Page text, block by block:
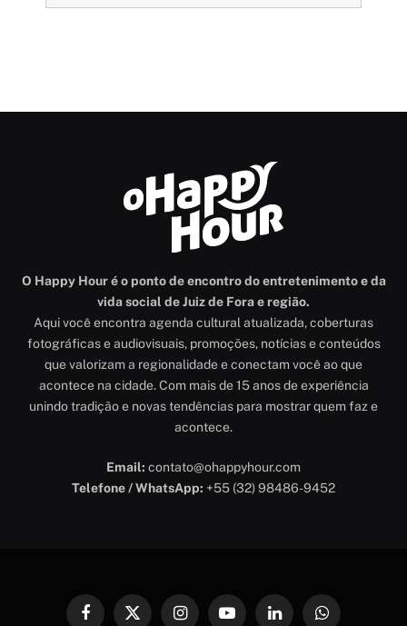
O Happy Hour é o ponto de encontro do entretenimento e da
vida social de Juiz de Fora e região.
Aqui você encontra agenda cultural atualizada, coberturas
fotográficas e audiovisuais, promoções, notícias e conteúdos
que valorizam a regionalidade e conectam você ao que
acontece na cidade. Com mais de 15 anos de experiência
unindo tradição e novas tendências para mostrar quem faz e
acontece.
Email: contato@ohappyhour.com
Telefone / WhatsApp: +55 (32) 98486-9452
FacebookX InstagramYouTubeLinkedInWhatsApp